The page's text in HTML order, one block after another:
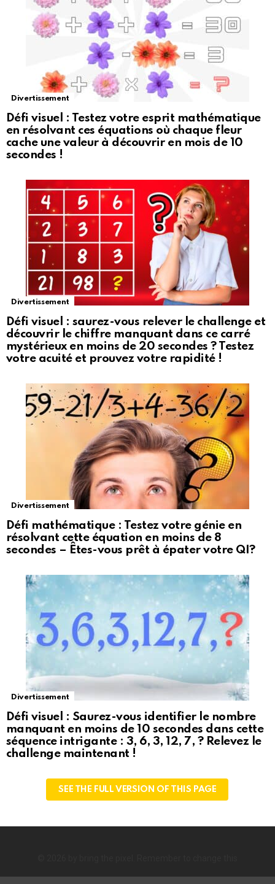
Divertissement
Défi visuel : Testez votre esprit mathématique
en résolvant ces équations où chaque fleur
cache une valeur à découvrir en mois de 10
secondes !
Divertissement
Défi visuel : saurez-vous relever le challenge et
découvrir le chiffre manquant dans ce carré
mystérieux en moins de 20 secondes ? Testez
votre acuité et prouvez votre rapidité !
Divertissement
Défi mathématique : Testez votre génie en
résolvant cette équation en moins de 8
secondes – Êtes-vous prêt à épater votre QI?
Divertissement
Défi visuel : Saurez-vous identifier le nombre
manquant en moins de 10 secondes dans cette
séquence intrigante : 3, 6, 3, 12, 7, ? Relevez le
challenge maintenant !
SEE THE FULL VERSION OF THIS PAGE